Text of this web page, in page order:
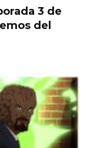
3 de
del